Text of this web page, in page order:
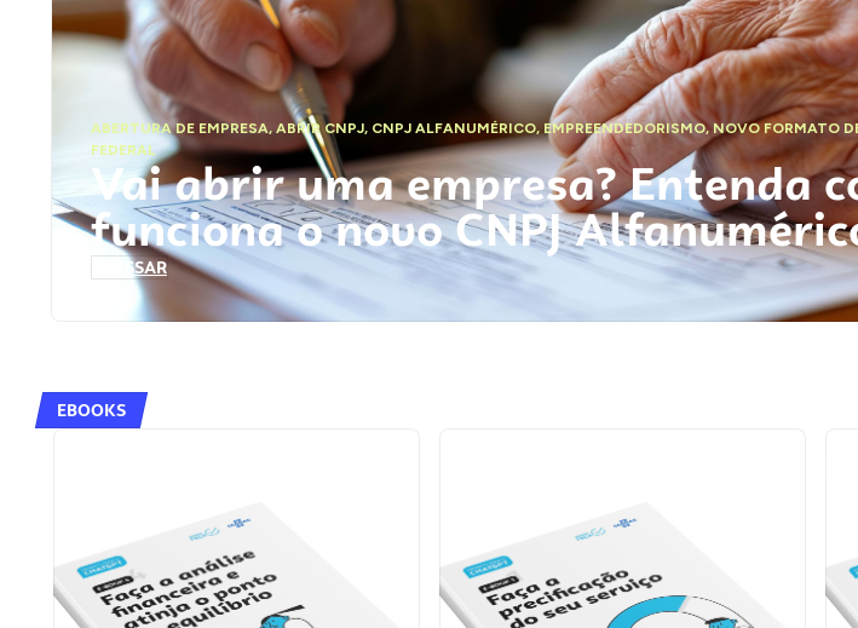
ABERTURA DE EMPRESA,ABRIR CNPJ, CNPJ ALFANUMÉRICO, EMPREENDEDORISMO,NOVO FORMATO
FEDERAL
Vai abrir uma empresa? Entenda
funciona o novo CNPJ
ACESSAR
EBOOKS